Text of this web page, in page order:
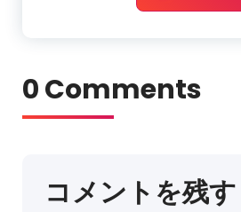
0 Comments
コメントを残す